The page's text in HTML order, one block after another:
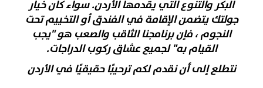
البكر والتنوع التي يقدمها الأردن. سواء كان خيار
جولتك يتضمن الإقامة في الفندق أو التخييم تحت
النجوم ، فإن برنامجنا الثاقب والصعب هو "يجب
القيام به" لجميع عشاق ركوب الدراجات.
نتطلع إلى أن نقدم لكم ترحيبًا حقيقيًا في الأردن